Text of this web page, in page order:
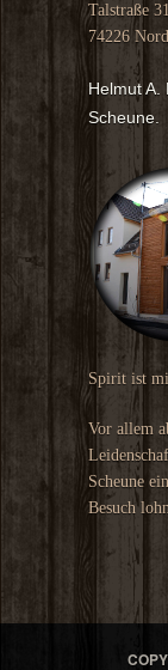
Talstraße
74226
Helmut A.
Scheune.
Spirit ist
Vor allem
Scheune
Besuch